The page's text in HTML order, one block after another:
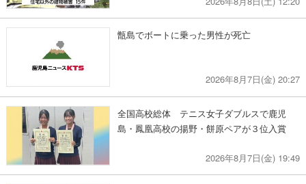
甑島でボートに乗った男性が死亡
2026年8月7日(金) 20:27
全国高校総体 テニス女子ダブルスで鹿児
島・鳳凰高校の揚野・餅原ペアが３位入賞
2026年8月7日(金) 19:49